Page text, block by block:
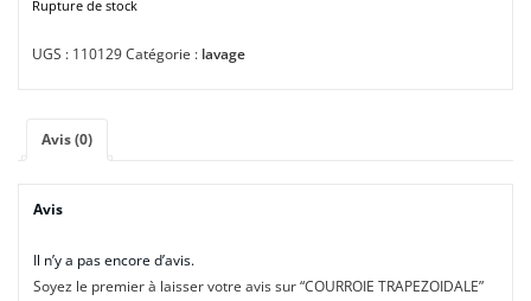
Rupture de stock
UGS : 110129Catégorie : lavage
Avis (0)
Avis
Il n’y a pas encore d’avis.
Soyez le premier à laisser votre avis sur “COURROIE TRAPEZOIDALE”